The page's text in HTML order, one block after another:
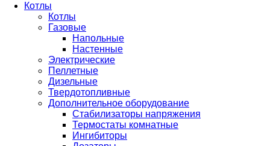
Котлы
Котлы
Газовые
Напольные
Настенные
Электрические
Пеллетные
Дизельные
Твердотопливные
Дополнительное оборудование
Стабилизаторы напряжения
Термостаты комнатные
Ингибиторы